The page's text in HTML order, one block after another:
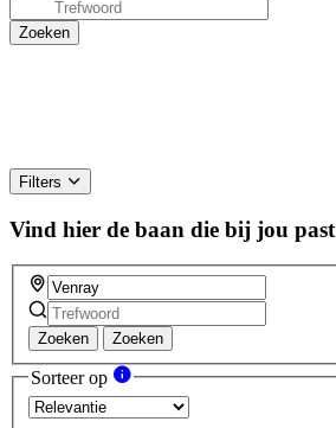
Filters
Vind hier de baan die bij jou past
Zoeken Zoeken
Sorteer op